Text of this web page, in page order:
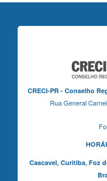
CRECI-PR - Conselho
Rua General
Cascavel, Curitiba,Foz